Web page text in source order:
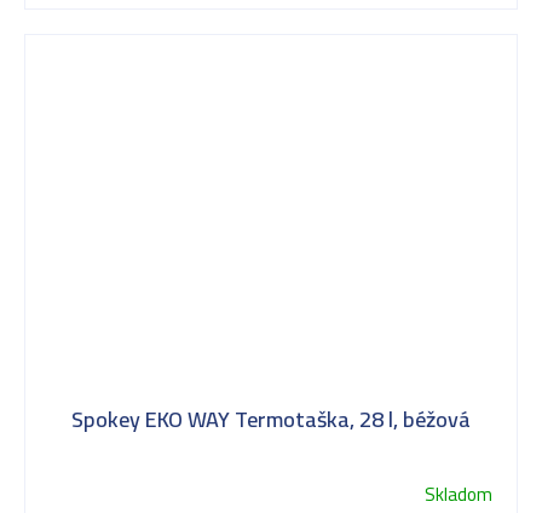
Spokey EKO WAY Termotaška, 28 l, béžová
Skladom